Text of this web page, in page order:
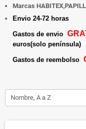
Marcas
Envio 24-72 horas
Gastos de envio
euros(solo península)
Gastos de reembolso
Nombre, A a Z